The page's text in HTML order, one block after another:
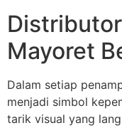
Mayoret
Dalam setiap
menjadi simbol
tarik visual yang